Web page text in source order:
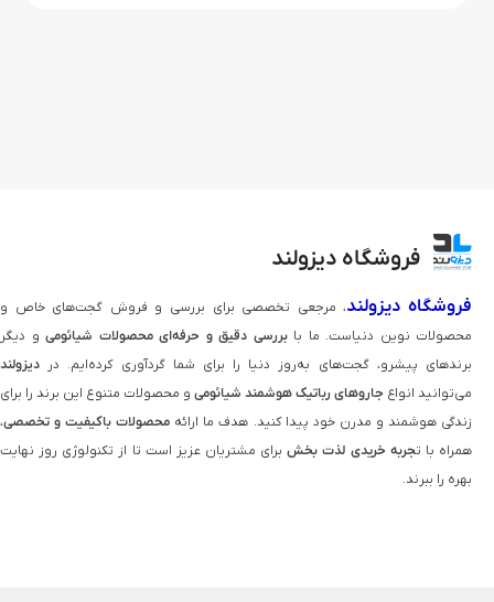
فروشگاه دیزولند
فروشگاه دیزولند، مرجعی تخصصی برای بررسی و فروش گجت‌های خاص و
محصولات نوین دنیاست. ما بابررسی دقیق و حرفه‌ای محصولات شیائومی و دیگر
برندهای پیشرو، گجت‌های به‌روز دنیا را برای شما گردآوری کرده‌ایم. در دیزولند
می‌توانید انواع جاروهای رباتیک هوشمند شیائومی و محصولات متنوع این برند را برای
زندگی هوشمند و مدرن خود پیدا کنید. هدف ما ارائه محصولات باکیفیت و تخصصی،
همراه با تجربه خریدی لذت‌ بخشبرای مشتریان عزیز است تا از تکنولوژی روز نهایت
بهره را ببرند.